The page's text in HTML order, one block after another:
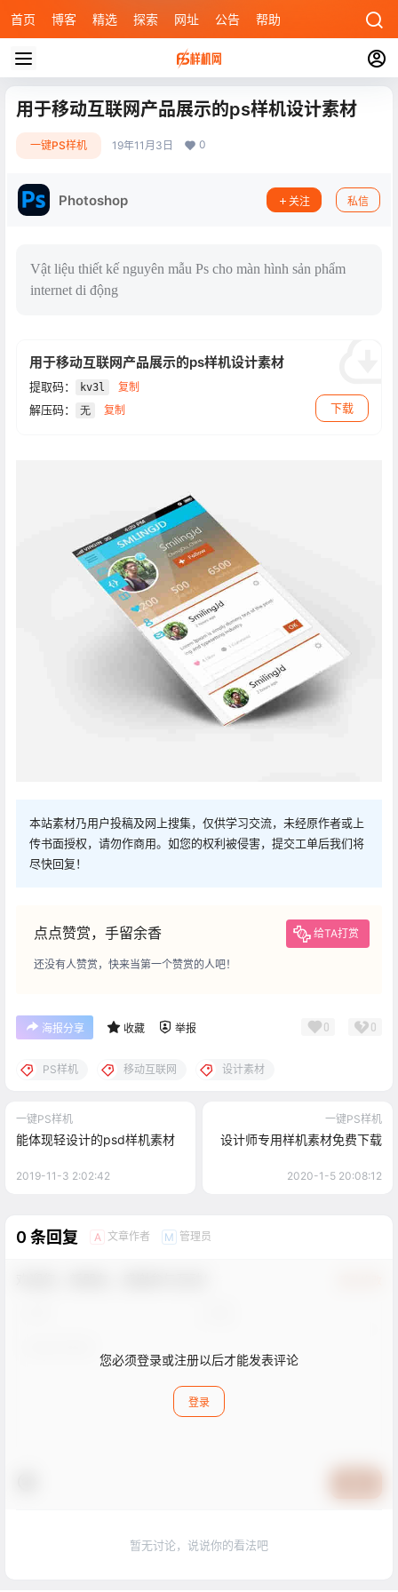
首页 博客 精选 探索 网址 公告 帮助
用于移动互联网产品展示的ps样机设计素材
一键PS样机 19年11月3日 0
Photoshop 关注 私信
Vật liệu thiết kế nguyên mẫu Ps cho màn hình sản phẩm
internet di động
用于移动互联网产品展示的ps样机设计素材
提取码： kv3l 复制
解压码： 无 复制 下载
本站素材乃用户投稿及网上搜集，仅供学习交流，未经原作者或上
传书面授权，请勿作商用。如您的权利被侵害，提交工单后我们将
尽快回复！
点点赞赏，手留余香 给TA打赏
还没有人赞赏，快来当第一个赞赏的人吧！
海报分享 收藏 举报 0 0
PS样机 移动互联网 设计素材
一键PS样机
能体现轻设计的psd样机素材
2019-11-3 2:02:42
一键PS样机
设计师专用样机素材免费下载
2020-1-5 20:08:12
0 条回复 A 文章作者 M 管理员
您必须登录或注册以后才能发表评论
登录
暂无讨论，说说你的看法吧